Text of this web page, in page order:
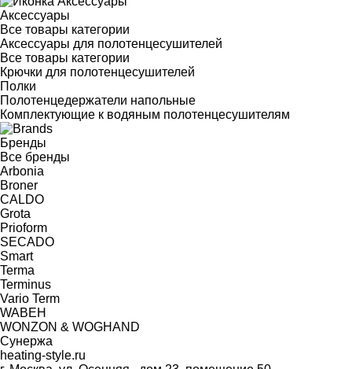
Аксессуары
Все товары категории
Аксессуары для полотенцесушителей
Все товары категории
Крючки для полотенцесушителей
Полки
Полотенцедержатели напольные
Комплектующие к водяным полотенцесушителям
Бренды
Все бренды
Arbonia
Broner
CALDO
Grota
Prioform
SECADO
Smart
Terma
Terminus
Vario Term
WABEH
WONZON & WOGHAND
Сунержа
heating-style.ru